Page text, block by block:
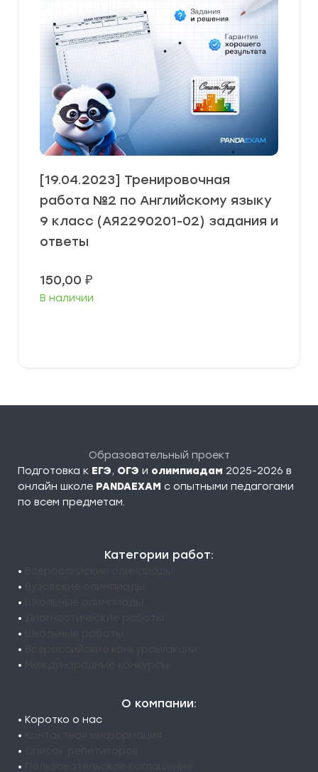
[19.04.2023] Тренировочная
работа №2 по Английскому языку
9 класс (АЯ2290201-02) задания и
ответы
150,00 ₽
В наличии
Образовательный проект
Подготовка к ЕГЭ, ОГЭ и олимпиадам 2025-2026 в
онлайн школе PANDAEXAM c опытными педагогами
по всем предметам.
Категории работ:
•
•
•
•
•
•
•
О компании:
• Коротко о нас
•
•
•